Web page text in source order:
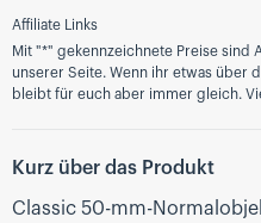
Affiliate Links
Mit "*" gekennzeichnete Preise sind
unserer Seite. Wenn ihr etwas über
bleibt für euch aber immer gleich.
Kurz über das Produkt
Classic 50-mm-